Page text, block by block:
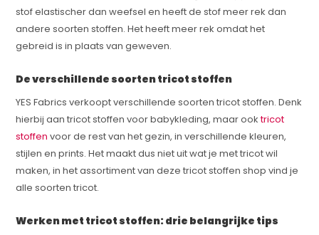
stof elastischer dan weefsel en heeft de stof meer rek dan
andere soorten stoffen. Het heeft meer rek omdat het
gebreid is in plaats van geweven.
De verschillende soorten tricot stoffen
YES Fabrics verkoopt verschillende soorten tricot stoffen. Denk
hierbij aan tricot stoffen voor babykleding, maar ooktricot
stoffen voor de rest van het gezin, in verschillende kleuren,
stijlen en prints. Het maakt dus niet uit wat je met tricot wil
maken, in het assortiment van deze tricot stoffen shop vind je
alle soorten tricot.
Werken met tricot stoffen: drie belangrijke tips